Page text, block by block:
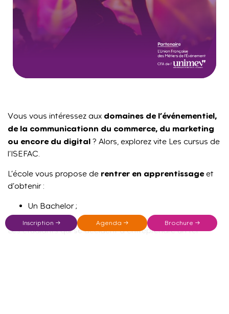
Inscription → Agenda → Brochure →
Vous vous intéressez aux domaines de l’événementiel,
de la communicationn du commerce, du marketing
ou encore du digital ? Alors, explorez vite Les cursus de
l’ISEFAC.
L’école vous propose de rentrer en apprentissageet
d’obtenir :
Un Bachelor ;
Un MBA.
Les étudiants qui se décident à entreprendre un tel